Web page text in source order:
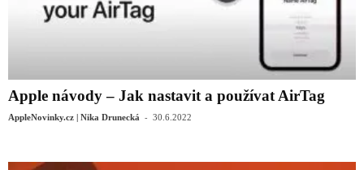
Apple návody – Jak nastavit a používat AirTag
AppleNovinky.cz | Nika Drunecká - 30.6.2022